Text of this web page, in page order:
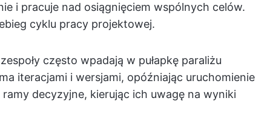
i pracuje nad osiągnięciem wspólnych celów.
cyklu pracy projektowej.
często wpadają w pułapkę paraliżu
iteracjami i wersjami, opóźniając uruchomienie
decyzyjne, kierując ich uwagę na wyniki